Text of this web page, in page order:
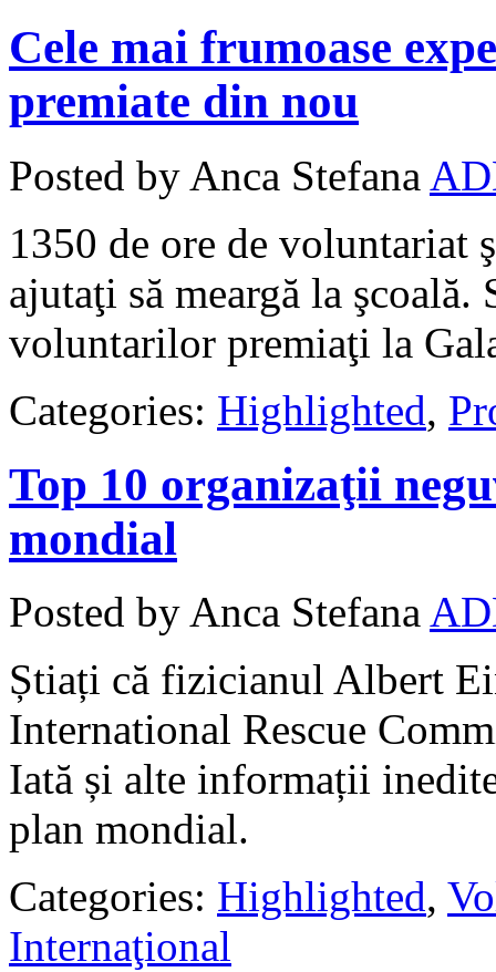
Cele mai frumoase
premiate din nou
Posted by Anca Stefana
1350 de ore de voluntariat
ajutaţi să meargă la
voluntarilor premiaţi la
Categories: Highlighted,
Top 10 organizaţii
mondial
Posted by Anca Stefana
Știați că fizicianul Albert
International Rescue
Iată și alte informații
plan mondial.
Categories: Highlighted,
Internaţional